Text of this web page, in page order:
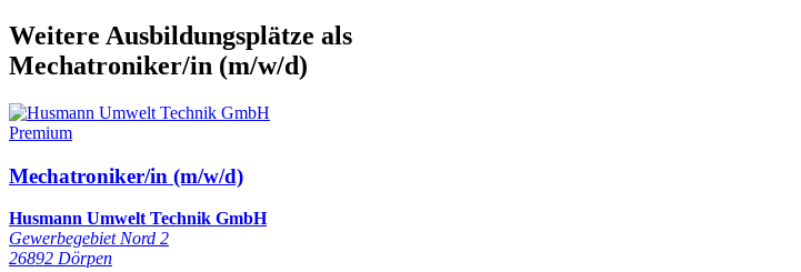
Weitere Ausbildungsplätze als
Mechatroniker/in (m/w/d)
Premium
Mechatroniker/in (m/w/d)
Husmann Umwelt Technik GmbH
Gewerbegebiet Nord 2
26892 Dörpen